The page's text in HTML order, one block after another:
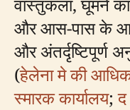
और आस-पास के
और अंतर्दृष्टिपूर्ण
(हेलेना मे की
स्मारक कार्यालय;